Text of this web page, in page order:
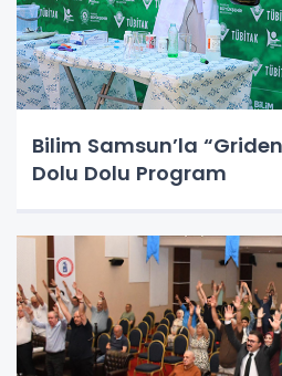
Bilim Samsun’la
Dolu Dolu Program